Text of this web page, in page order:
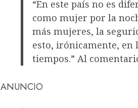
“En este país no es
como mujer por la
más mujeres, la
esto, irónicamente, en
tiempos.” Al
ANUNCIO